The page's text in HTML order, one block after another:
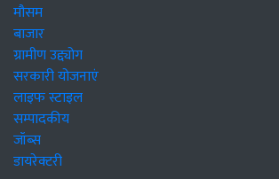
मौसम
बाजार
ग्रामीण उद्द्योग
सरकारी योजनाएं
लाइफ स्टाइल
सम्पादकीय
जॉब्स
डायरेक्टरी